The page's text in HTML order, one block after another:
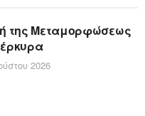
της Μεταμορφώσεως
2026